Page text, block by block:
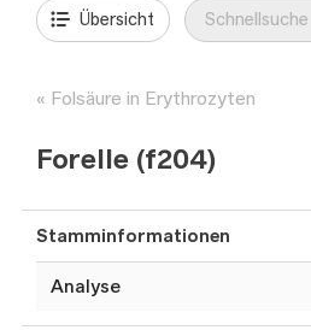
Übersicht
Folsäure in Erythrozyten
Forelle (f204)
Stamminformationen
Analyse